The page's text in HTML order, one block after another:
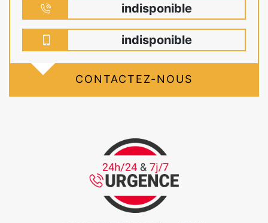
indisponible
indisponible
CONTACTEZ-NOUS